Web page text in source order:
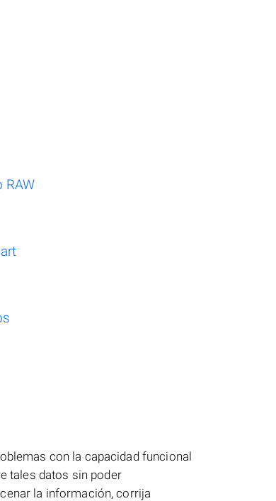
RAW
con la capacidad funcional
tales datos sin poder
la información, corrija